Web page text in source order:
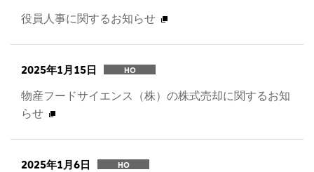
役員人事に関するお知らせ
2025年1月15日 HO
物産フードサイエンス（株）の株式売却に関するお知
らせ
2025年1月6日 HO